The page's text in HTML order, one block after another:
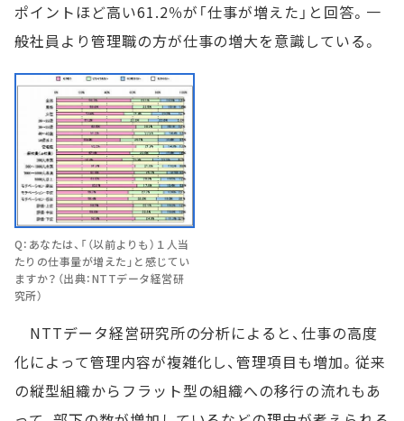
ポイントほど高い61.2％が「仕事が増えた」と回答。一
般社員より管理職の方が仕事の増大を意識している。
Q：あなたは、「（以前よりも）１人当
たりの仕事量が増えた」と感じてい
ますか？（出典：NTTデータ経営研
究所）
NTTデータ経営研究所の分析によると、仕事の高度
化によって管理内容が複雑化し、管理項目も増加。従来
の縦型組織からフラット型の組織への移行の流れもあ